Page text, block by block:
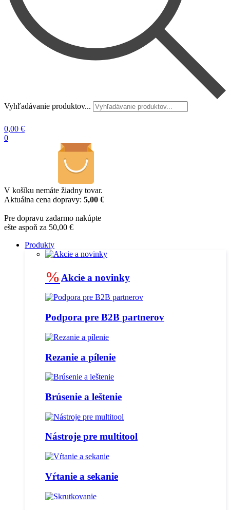
Vyhľadávanie produktov...
0,00 €
0
V košíku nemáte žiadny tovar.
Aktuálna cena dopravy: 5,00 €
Pre dopravu zadarmo nakúpte
ešte aspoň za 50,00 €
Produkty
% Akcie a novinky
Podpora pre B2B partnerov
Rezanie a pílenie
Brúsenie a leštenie
Nástroje pre multitool
Vŕtanie a sekanie